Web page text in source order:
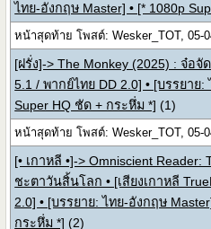
ไทย-อังกฤษ Master] • [* 1080p
หน้าสุดท้าย โพสต์: Wesker_TOT, 05-
[ฝรั่ง]-> The Monkey (2025) : จ๋อจั
5.1 / พากย์ไทย DD 2.0] • [บรรยาย
Super HQ ชัด + กระหึ่ม *] (1)
หน้าสุดท้าย โพสต์: Wesker_TOT, 05-
[• เกาหลี •]-> Omniscient
ชะตาวันสิ้นโลก • [เสียงเกาหลี
2.0] • [บรรยาย: ไทย-อังกฤษ
กระหึ่ม *] (2)